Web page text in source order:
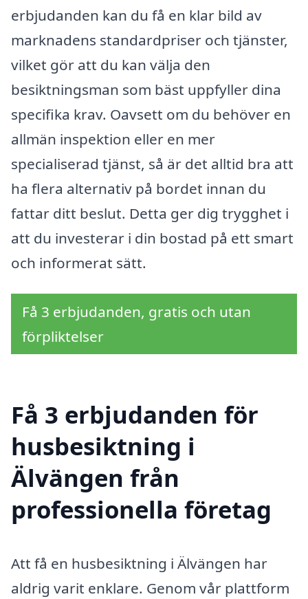
erbjudanden kan du få en klar bild av
marknadens standardpriser och tjänster,
vilket gör att du kan välja den
besiktningsman som bäst uppfyller dina
specifika krav. Oavsett om du behöver en
allmän inspektion eller en mer
specialiserad tjänst, så är det alltid bra att
ha flera alternativ på bordet innan du
fattar ditt beslut. Detta ger dig trygghet i
att du investerar i din bostad på ett smart
och informerat sätt.
Få 3 erbjudanden, gratis och utan
förpliktelser
Få 3 erbjudanden för
husbesiktning i
Älvängen från
professionella företag
Att få en husbesiktning i Älvängen har
aldrig varit enklare. Genom vår plattform